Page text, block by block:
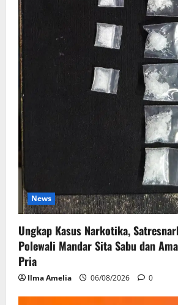
News
Ungkap Kasus Narkotika,
Polewali Mandar Sita Sabu dan
Pria
Ilma Amelia 06/08/2026 0